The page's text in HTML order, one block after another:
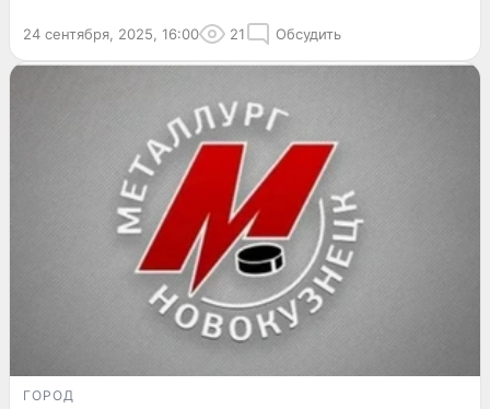
24 сентября, 2025, 16:00 21 Обсудить
ГОРОД